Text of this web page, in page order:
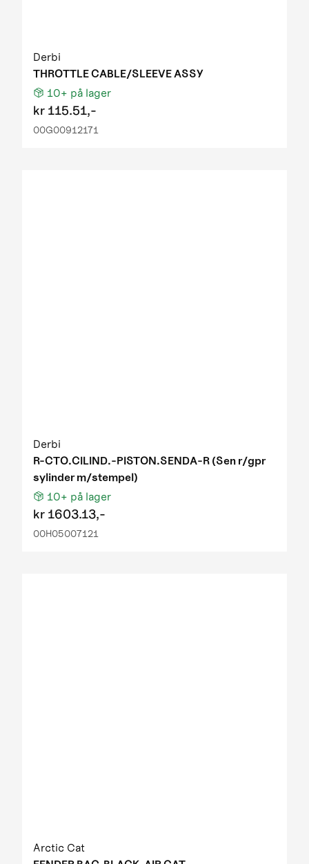
Derbi
THROTTLE CABLE/SLEEVE ASSY
10+ på lager
kr 115.51,-
00G00912171
Derbi
R-CTO.CILIND.-PISTON.SENDA-R (Sen r/gpr
sylinder m/stempel)
10+ på lager
kr 1603.13,-
00H05007121
Arctic Cat